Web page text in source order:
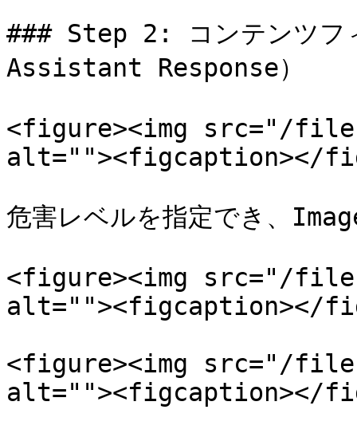
### Step 2: コンテンツフ
Assistant Response）
<figure><img src="/files/
alt=""><figcaption></
危害レベルを指定でき、
<figure><img src="/files/
alt=""><figcaption></
<figure><img src="/files/
alt=""><figcaption></